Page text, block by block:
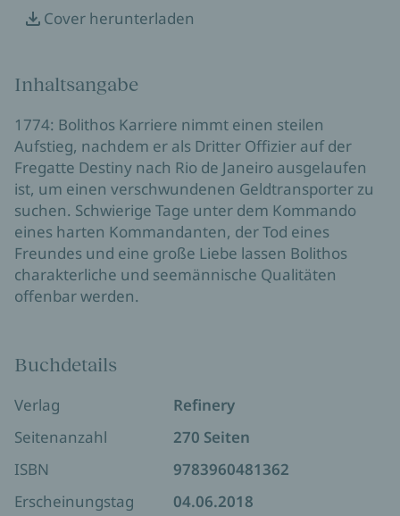
Cover herunterladen
Inhaltsangabe
1774: Bolithos Karriere nimmt einen steilen
Aufstieg, nachdem er als Dritter Offizier auf der
Fregatte Destiny nach Rio de Janeiro ausgelaufen
ist, um einen verschwundenen Geldtransporter zu
suchen. Schwierige Tage unter dem Kommando
eines harten Kommandanten, der Tod eines
Freundes und eine große Liebe lassen Bolithos
charakterliche und seemännische Qualitäten
offenbar werden.
Buchdetails
Verlag
Refinery
Seitenanzahl
270 Seiten
ISBN
9783960481362
Erscheinungstag
04.06.2018